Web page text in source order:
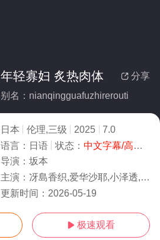
 分享
年轻寡妇 炙热肉体
别名：nianqingguafuzhirerouti
日本 伦理,三级 2025
7.0
语言： 日语 状态： 中文字幕/高清
导演： 坂本
主演： 冴島香织,爱华沙耶,小泽透,染岛三津,田中一平,杉浦博基
更新时间： 2026-05-19
 极速观看